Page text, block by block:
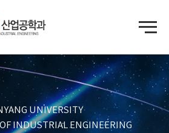
UNIVERSITY
INDUSTRIAL ENGINEERING